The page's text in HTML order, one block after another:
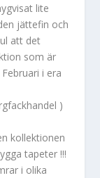
lite
jättefin och
att det
som är
i era
)
kollektionen
tapeter !!!
i olika